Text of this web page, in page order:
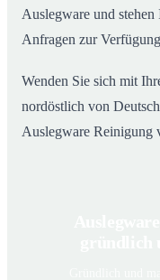
Auslegware und
Anfragen zur
Wenden Sie sich mit
nordöstlich von
Auslegware Reinigung